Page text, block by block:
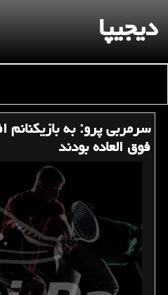
دیجیپا
سرمربی پرو: به بازیكنانم
فوق العاده بودند